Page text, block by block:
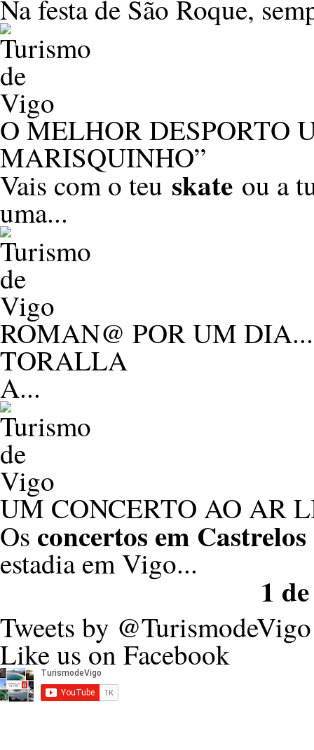
Na festa de São Roque,
O MELHOR DESPORTO
MARISQUINHO”
Vais com o teu skate ou a
uma...
ROMAN@ POR UM
TORALLA
A...
UM CONCERTO AO AR
Os concertos em Castrelos
estadia em Vigo...
1
Tweets by @TurismodeVigo
Like us on Facebook